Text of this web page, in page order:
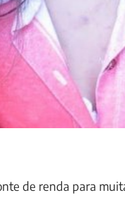
de renda para